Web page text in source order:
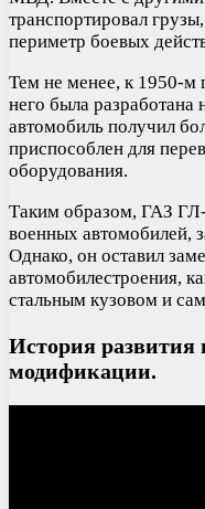
транспортировал
периметр боевых
Тем не менее, к 1950-м
него была
автомобиль получил
приспособлен для
оборудования.
Таким образом, ГАЗ
военных автомобилей,
Однако, он оставил
автомобилестроения,
стальным кузовом и
История развития
модификации.